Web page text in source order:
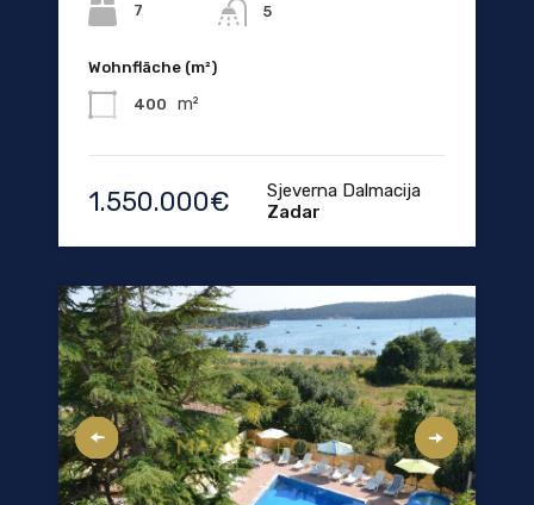
7 5
Wohnfläche (m²)
400 m²
1.550.000€
Sjeverna Dalmacija
Zadar